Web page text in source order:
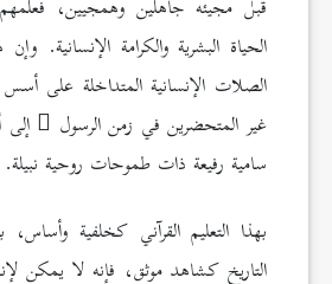
قبل مجيئه جاهلين وهمجيين، فعلمهم
الحياة البشرية والكرامة الإنسانية.
الصلات الإنسانية المتداخلة على
غير المتحضرين في زمن الرسول
سامية رفيعة ذات طموحات روحية نبيلة.
بهذا التعليم القرآني كخلفية
التاريخ كشاهد موثق، فإنه لا يمكن